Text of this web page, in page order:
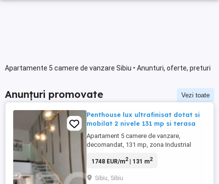
Apartamente 5 camere de vanzare Sibiu • Anunturi, oferte, preturi
Anunțuri promovate Vezi toate
Penthouse lux ultrafinisat dotat si
mobilat 2 nivele 131 mp si terasa
Apartament 5 camere de vanzare,
decomandat, 131 mp, zona Industrial
mutat intr-un penthouse special cu vedere
mic detaliu pentru a-ti oferi intregul
1748 EUR/m2| 131 m2
Sibiu, Sibiu